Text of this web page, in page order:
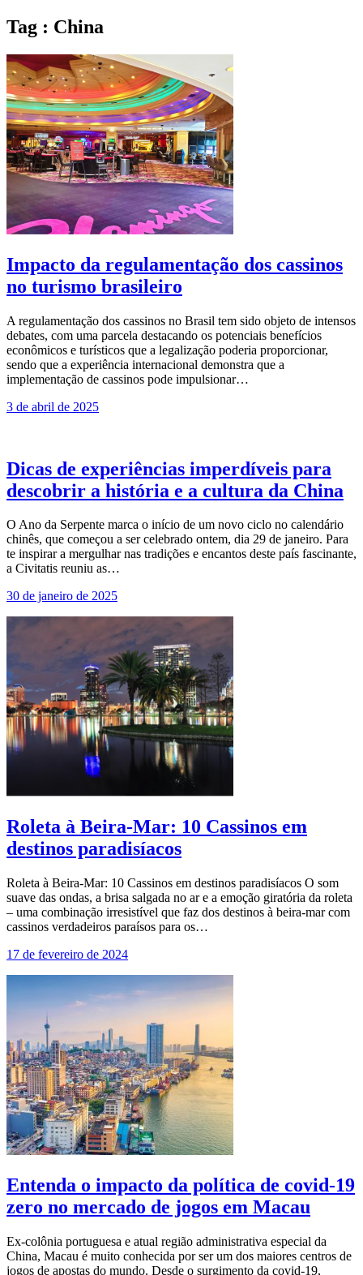
Tag : China
Impacto da regulamentação dos cassinos
no turismo brasileiro
A regulamentação dos cassinos no Brasil tem sido objeto de intensos
debates, com uma parcela destacando os potenciais benefícios
econômicos e turísticos que a legalização poderia proporcionar,
sendo que a experiência internacional demonstra que a
implementação de cassinos pode impulsionar…
3 de abril de 2025
Dicas de experiências imperdíveis para
descobrir a história e a cultura da China
O Ano da Serpente marca o início de um novo ciclo no calendário
chinês, que começou a ser celebrado ontem, dia 29 de janeiro. Para
te inspirar a mergulhar nas tradições e encantos deste país fascinante,
a Civitatis reuniu as…
30 de janeiro de 2025
Roleta à Beira-Mar: 10 Cassinos em
destinos paradisíacos
Roleta à Beira-Mar: 10 Cassinos em destinos paradisíacos O som
suave das ondas, a brisa salgada no ar e a emoção giratória da roleta
– uma combinação irresistível que faz dos destinos à beira-mar com
cassinos verdadeiros paraísos para os…
17 de fevereiro de 2024
Entenda o impacto da política de covid-19
zero no mercado de jogos em Macau
Ex-colônia portuguesa e atual região administrativa especial da
China, Macau é muito conhecida por ser um dos maiores centros de
jogos de apostas do mundo. Desde o surgimento da covid-19,